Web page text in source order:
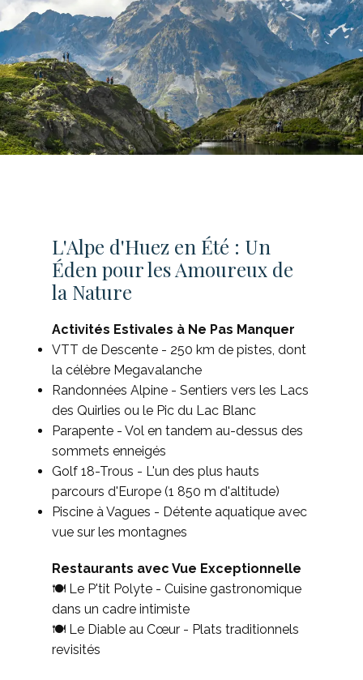
L'Alpe d'Huez en Été : Un
Éden pour les Amoureux de
la Nature
Activités Estivales à Ne Pas Manquer
VTT de Descente - 250 km de pistes, dont
la célèbre Megavalanche
Randonnées Alpine - Sentiers vers les Lacs
des Quirlies ou le Pic du Lac Blanc
Parapente - Vol en tandem au-dessus des
sommets enneigés
Golf 18-Trous - L'un des plus hauts
parcours d'Europe (1 850 m d'altitude)
Piscine à Vagues - Détente aquatique avec
vue sur les montagnes
Restaurants avec Vue Exceptionnelle
🍽 Le P'tit Polyte - Cuisine gastronomique
dans un cadre intimiste
🍽 Le Diable au Cœur - Plats traditionnels
revisités